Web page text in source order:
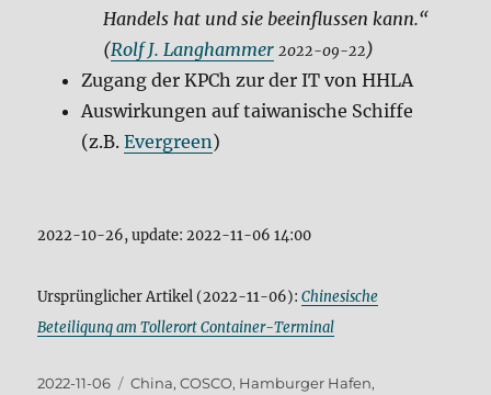
Handels hat und sie beeinflussen kann.“
(Rolf J. Langhammer 2022-09-22)
Zugang der KPCh zur der IT von HHLA
Auswirkungen auf taiwanische Schiffe
(z.B.Evergreen)
2022-10-26, update: 2022-11-06 14:00
Ursprünglicher Artikel (2022-11-06):Chinesische
Beteiligung am Tollerort Container-Terminal
Veröffentlicht
2022-11-06 Schlagwörter
China,COSCO, Hamburger Hafen,